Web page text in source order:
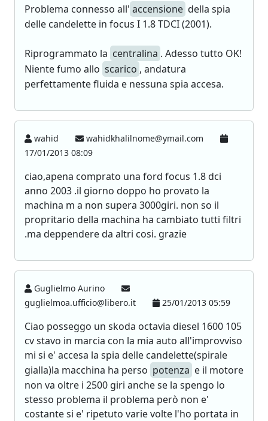
Problema connesso all' accensione della spia
delle candelette in focus I 1.8 TDCI (2001).
Riprogrammato la centralina . Adesso tutto OK!
Niente fumo allo scarico , andatura
perfettamente fluida e nessuna spia accesa.
wahid
wahidkhalilnome@ymail.com
17/01/2013 08:09
ciao,apena comprato una ford focus 1.8 dci
anno 2003 .il giorno doppo ho provato la
machina m a non supera 3000giri. non so il
propritario della machina ha cambiato tutti filtri
.ma deppendere da altri cosi. grazie
Guglielmo Aurino
guglielmoa.ufficio@libero.it
25/01/2013 05:59
Ciao posseggo un skoda octavia diesel 1600 105
cv stavo in marcia con la mia auto all'improvviso
mi si e' accesa la spia delle candelette(spirale
gialla)la macchina ha perso potenza e il motore
non va oltre i 2500 giri anche se la spengo lo
stesso problema il problema però non e'
costante si e' ripetuto varie volte l'ho portata in